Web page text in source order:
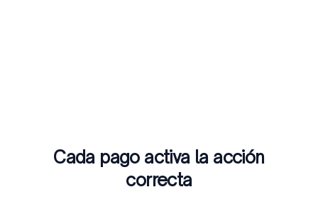
Cada pago activa la acción
correcta